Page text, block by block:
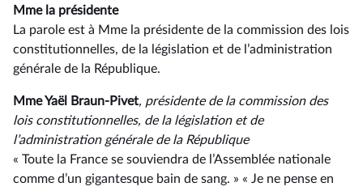
Mme la présidente
La parole est à Mme la présidente de la commission des lois
constitutionnelles, de la législation et de l’administration
générale de la République.
Mme Yaël Braun-Pivet, présidente de la commission des
lois constitutionnelles, de la législation et de
l’administration générale de la République
« Toute la France se souviendra de l’Assemblée nationale
comme d’un gigantesque bain de sang. » « Je ne pense en